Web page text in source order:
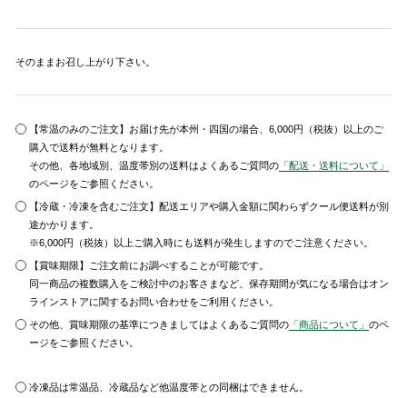
そのままお召し上がり下さい。
【常温のみのご注文】お届け先が本州・四国の場合、6,000円（税抜）以上のご
購入で送料が無料となります。
その他、各地域別、温度帯別の送料はよくあるご質問の 「配送・送料について」
のページをご参照ください。
【冷蔵・冷凍を含むご注文】配送エリアや購入金額に関わらずクール便送料が別
途かかります。
※6,000円（税抜）以上ご購入時にも送料が発生しますのでご注意ください。
【賞味期限】ご注文前にお調べすることが可能です。
同一商品の複数購入をご検討中のお客さまなど、保存期間が気になる場合はオン
ラインストアに関するお問い合わせをご利用ください。
その他、賞味期限の基準につきましてはよくあるご質問の 「商品について」のペ
ージをご参照ください。
冷凍品は常温品、冷蔵品など他温度帯との同梱はできません。